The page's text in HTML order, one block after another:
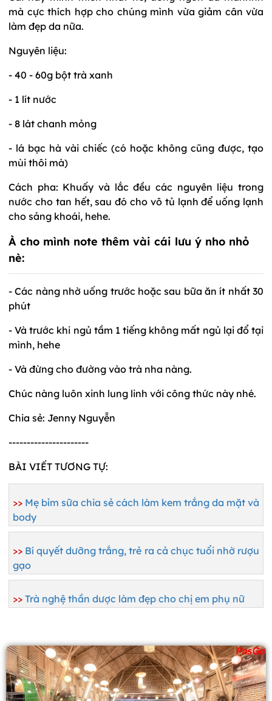
mà cực thích hợp cho chúng mình vừa giảm cân vừa
làm đẹp da nữa.
Nguyên liệu:
- 40 - 60g bột trà xanh
- 1 lít nước
- 8 lát chanh mỏng
- lá bạc hà vài chiếc (có hoặc không cũng được, tạo
mùi thôi mà)
Cách pha: Khuấy và lắc đều các nguyên liệu trong
nước cho tan hết, sau đó cho vô tủ lạnh để uống lạnh
cho sảng khoái, hehe.
À cho mình note thêm vài cái lưu ý nho nhỏ
nè:
- Các nàng nhờ uống trước hoặc sau bữa ăn ít nhất 30
phút
- Và trước khi ngủ tầm 1 tiếng không mất ngủ lại đổ tại
mình, hehe
- Và đừng cho đường vào trà nha nàng.
Chúc nàng luôn xinh lung linh với công thức này nhé.
Chia sẻ: Jenny Nguyễn
----------------------
BÀI VIẾT TƯƠNG TỰ:
>> Mẹ bỉm sữa chia sẻ cách làm kem trắng da mặt và
body
>> Bí quyết dưỡng trắng, trẻ ra cả chục tuổi nhờ rượu
gạo
>> Trà nghệ thần dược làm đẹp cho chị em phụ nữ